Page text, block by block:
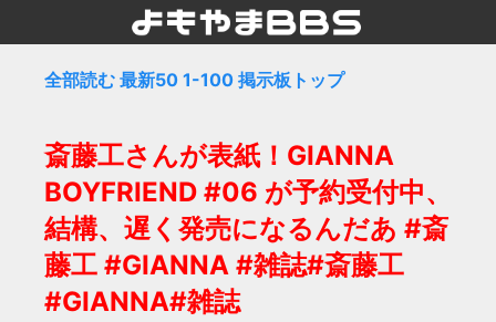
全部読む 最新50 1-100 掲示板トップ
斎藤工さんが表紙！GIANNA
BOYFRIEND #06 が予約受付中、
結構、遅く発売になるんだあ #斎
藤工 #GIANNA #雑誌#斎藤工
#GIANNA#雑誌